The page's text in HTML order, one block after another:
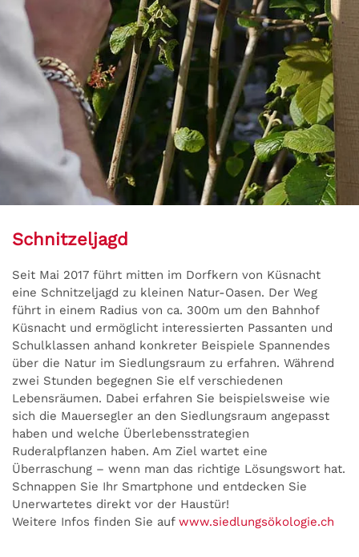
Schnitzeljagd
Seit Mai 2017 führt mitten im Dorfkern von Küsnacht
eine Schnitzeljagd zu kleinen Natur-Oasen. Der Weg
führt in einem Radius von ca. 300m um den Bahnhof
Küsnacht und ermöglicht interessierten Passanten und
Schulklassen anhand konkreter Beispiele Spannendes
über die Natur im Siedlungsraum zu erfahren. Während
zwei Stunden begegnen Sie elf verschiedenen
Lebensräumen. Dabei erfahren Sie beispielsweise wie
sich die Mauersegler an den Siedlungsraum angepasst
haben und welche Überlebensstrategien
Ruderalpflanzen haben. Am Ziel wartet eine
Überraschung – wenn man das richtige Lösungswort hat.
Schnappen Sie Ihr Smartphone und entdecken Sie
Unerwartetes direkt vor der Haustür!
Weitere Infos finden Sie auf www.siedlungsökologie.ch